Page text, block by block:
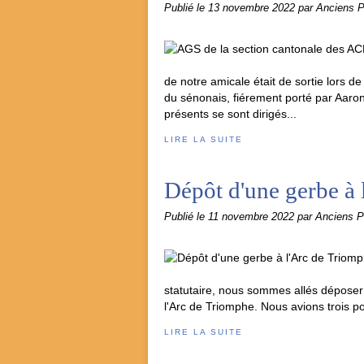
Publié le 13 novembre 2022 par Anciens
de notre amicale était de sortie lors
du sénonais, fiérement porté par
présents se sont dirigés...
LIRE LA SUITE
Dépôt d'une gerbe
Publié le 11 novembre 2022 par Anciens
statutaire, nous sommes allés
l'Arc de Triomphe. Nous avions trois
LIRE LA SUITE